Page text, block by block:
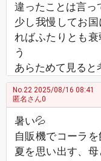
違ったことは言っ
少し我慢してお
ればふたりとも
う
あらためて見ると
No.22 2025/08/16 08:41
匿名さん0
暑い💦
自販機でコーラ
夏を思い出す、